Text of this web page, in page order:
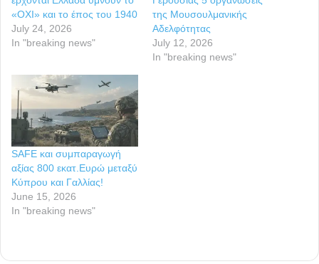
«ΟΧΙ» και το έπος του 1940
July 24, 2026
In "breaking news"
της Μουσουλμανικής
Αδελφότητας
July 12, 2026
In "breaking news"
SAFE και συμπαραγωγή
αξίας 800 εκατ.Ευρώ μεταξύ
Κύπρου και Γαλλίας!
June 15, 2026
In "breaking news"